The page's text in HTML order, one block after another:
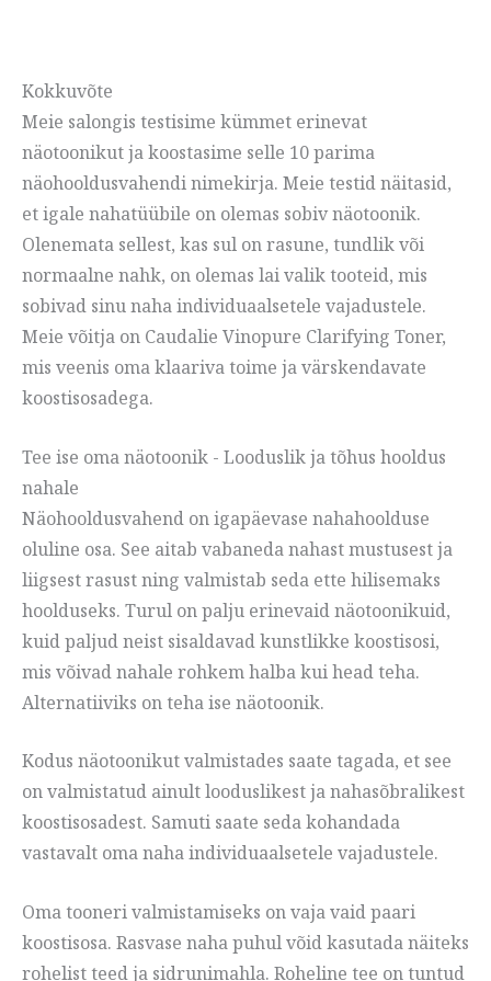
Kokkuvõte
Meie salongis testisime kümmet erinevat
näotoonikut ja koostasime selle 10 parima
näohooldusvahendi nimekirja. Meie testid näitasid,
et igale nahatüübile on olemas sobiv näotoonik.
Olenemata sellest, kas sul on rasune, tundlik või
normaalne nahk, on olemas lai valik tooteid, mis
sobivad sinu naha individuaalsetele vajadustele.
Meie võitja on Caudalie Vinopure Clarifying Toner,
mis veenis oma klaariva toime ja värskendavate
koostisosadega.
Tee ise oma näotoonik - Looduslik ja tõhus hooldus
nahale
Näohooldusvahend on igapäevase nahahoolduse
oluline osa. See aitab vabaneda nahast mustusest ja
liigsest rasust ning valmistab seda ette hilisemaks
hoolduseks. Turul on palju erinevaid näotoonikuid,
kuid paljud neist sisaldavad kunstlikke koostisosi,
mis võivad nahale rohkem halba kui head teha.
Alternatiiviks on teha ise näotoonik.
Kodus näotoonikut valmistades saate tagada, et see
on valmistatud ainult looduslikest ja nahasõbralikest
koostisosadest. Samuti saate seda kohandada
vastavalt oma naha individuaalsetele vajadustele.
Oma tooneri valmistamiseks on vaja vaid paari
koostisosa. Rasvase naha puhul võid kasutada näiteks
rohelist teed ja sidrunimahla. Roheline tee on tuntud